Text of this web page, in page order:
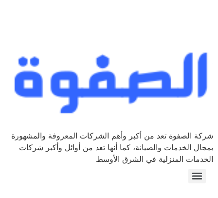
شركة الصفوة تعد من أكبر وأهم الشركات المعروفة والمشهورة
بمجال الخدمات والصيانة، كما أنها تعد من أوائل وأكبر شركات
الخدمات المنزلية في الشرق الأوسط